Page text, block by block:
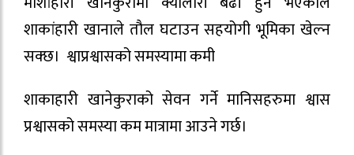
शाकांहारी खानाले तौल घटाउन सहयोगी भूमिका खेल्न
सक्छ। श्वाप्रश्वासको समस्यामा कमी
शाकाहारी खानेकुराको सेवन गर्ने मानिसहरुमा श्वास
प्रश्वासको समस्या कम मात्रामा आउने गर्छ।